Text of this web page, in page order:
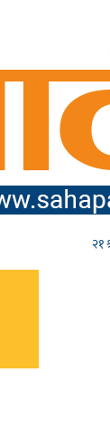
२१